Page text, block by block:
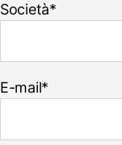
Società*
E-mail*